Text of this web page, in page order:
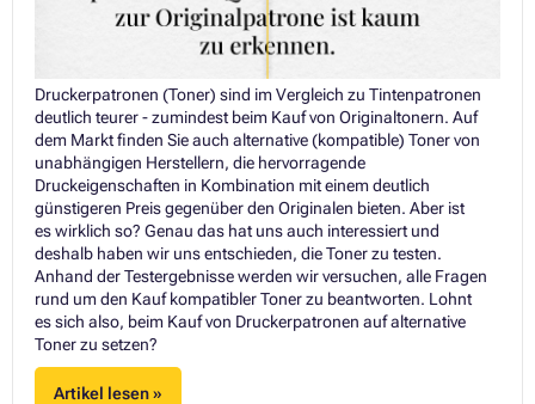
Druckerpatronen (Toner) sind im Vergleich zu Tintenpatronen
deutlich teurer - zumindest beim Kauf von Originaltonern. Auf
dem Markt finden Sie auch alternative (kompatible) Toner von
unabhängigen Herstellern, die hervorragende
Druckeigenschaften in Kombination mit einem deutlich
günstigeren Preis gegenüber den Originalen bieten. Aber ist
es wirklich so? Genau das hat uns auch interessiert und
deshalb haben wir uns entschieden, die Toner zu testen.
Anhand der Testergebnisse werden wir versuchen, alle Fragen
rund um den Kauf kompatibler Toner zu beantworten. Lohnt
es sich also, beim Kauf von Druckerpatronen auf alternative
Toner zu setzen?
Artikel lesen »